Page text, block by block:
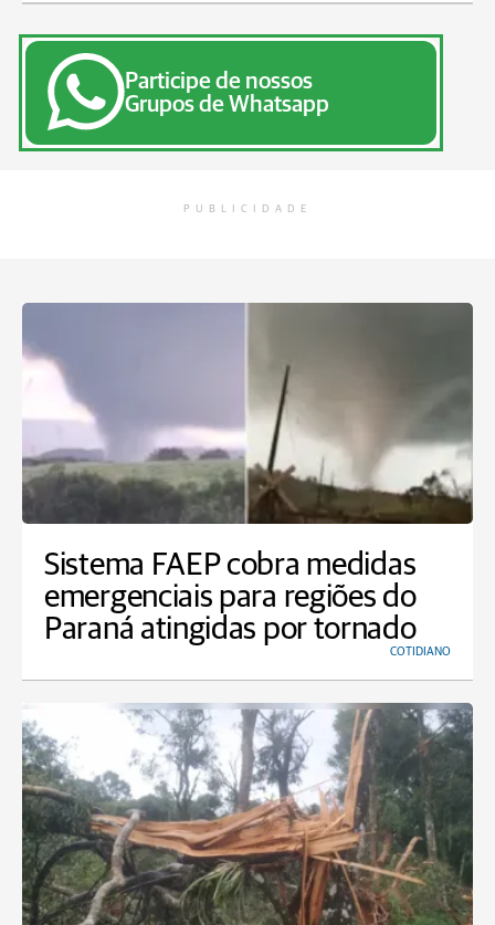
Participe de nossos
Grupos de Whatsapp
PUBLICIDADE
Sistema FAEP cobra medidas
emergenciais para regiões do
Paraná atingidas por tornado
COTIDIANO